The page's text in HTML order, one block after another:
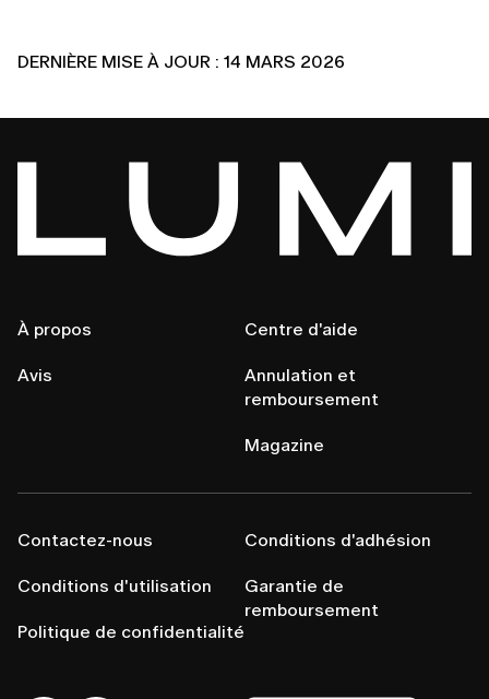
DERNIÈRE MISE À JOUR : 14 MARS 2026
À propos
Avis
Centre d'aide
Annulation et
remboursement
Magazine
Contactez-nous
Conditions d'utilisation
Politique de confidentialité
Conditions d'adhésion
Garantie de
remboursement